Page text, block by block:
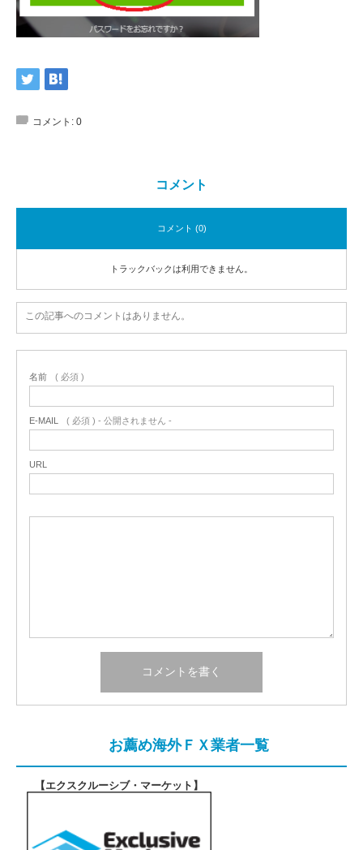
コメント: 0
コメント
コメント (0)
トラックバックは利用できません。
この記事へのコメントはありません。
名前 ( 必須 )
E-MAIL ( 必須 ) - 公開されません -
URL
お薦め海外ＦＸ業者一覧
【エクスクルーシブ・マーケット 】